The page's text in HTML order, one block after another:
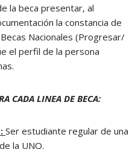
la beca presentar, al
la constancia de
Nacionales (Progresar/
el perfil de la persona
CADA LINEA DE BECA:
Ser estudiante regular de una
la UNQ.